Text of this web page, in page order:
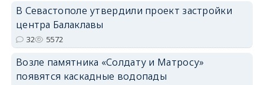
В Севастополе утвердили проект застройки
центра Балаклавы
32 5572
Возле памятника «Солдату и Матросу»
появятся каскадные водопады